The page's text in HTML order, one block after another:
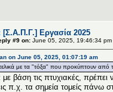
[Σ.Α.Π.Γ.] Εργασία 2025
#9 on: June 05, 2025, 19:46:34 pm
on June 05, 2025, 01:07:19 am
με τα "τόξα" που προκύπτουν από
βάση τις πτυχιακές,
π.χ. τα σημεία τομείς πάνω